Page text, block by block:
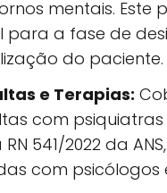
mentais. Este
para a fase de
do paciente.
e Terapias:
com
541/2022 da
com psicólogos